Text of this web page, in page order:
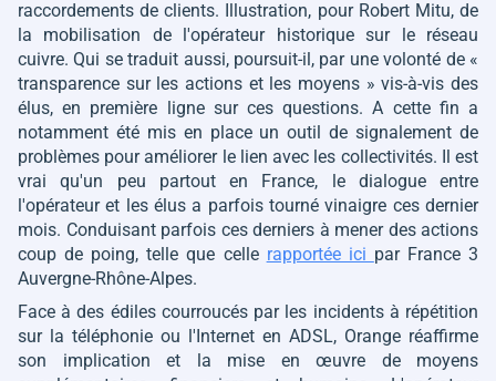
raccordements de clients. Illustration, pour Robert Mitu, de
la mobilisation de l'opérateur historique sur le réseau
cuivre. Qui se traduit aussi, poursuit-il, par une volonté de «
transparence sur les actions et les moyens » vis-à-vis des
élus, en première ligne sur ces questions. A cette fin a
notamment été mis en place un outil de signalement de
problèmes pour améliorer le lien avec les collectivités. Il est
vrai qu'un peu partout en France, le dialogue entre
l'opérateur et les élus a parfois tourné vinaigre ces dernier
mois. Conduisant parfois ces derniers à mener des actions
coup de poing, telle que celle rapportée ici par France 3
Auvergne-Rhône-Alpes.
Face à des édiles courroucés par les incidents à répétition
sur la téléphonie ou l'Internet en ADSL, Orange réaffirme
son implication et la mise en œuvre de moyens